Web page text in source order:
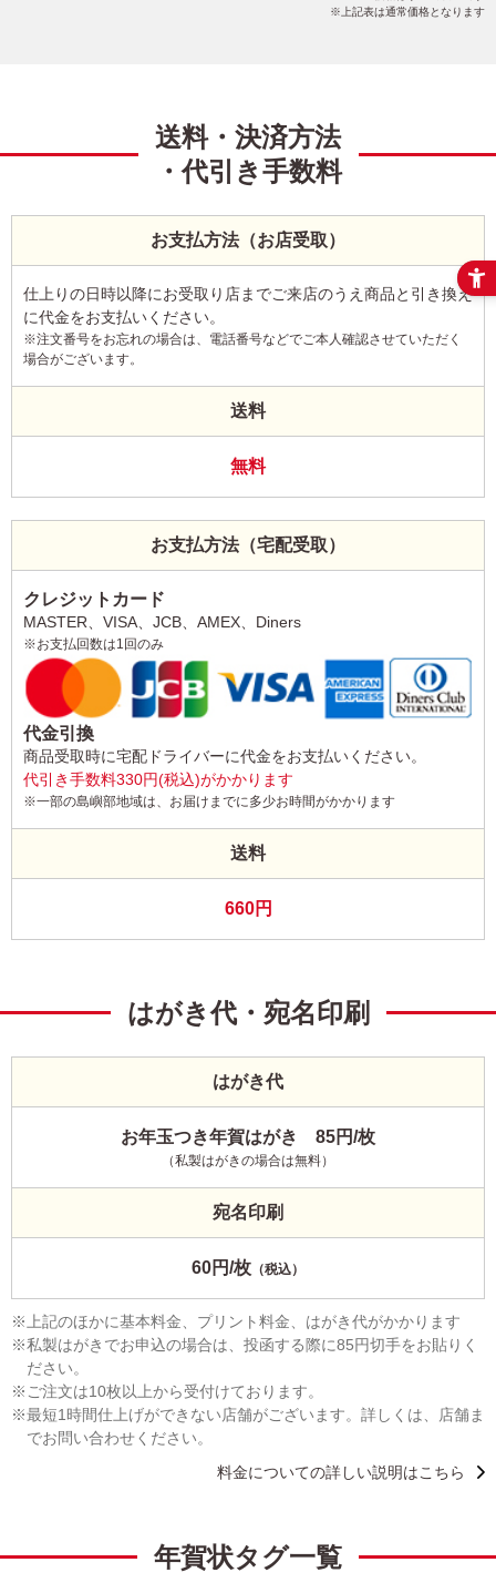
上記表は通常価格となります
送料・決済方法
・代引き手数料
お支払方法（お店受取）
仕上りの日時以降にお受取り店までご来店のうえ商品と引き換え
に代金をお支払いください。
※注文番号をお忘れの場合は、電話番号などでご本人確認させていただく
場合がございます。
送料
無料
お支払方法（宅配受取）
クレジットカード
MASTER、VISA、JCB、AMEX、Diners
※お支払回数は1回のみ
代金引換
商品受取時に宅配ドライバーに代金をお支払いください。
代引き手数料330円(税込)がかかります
※一部の島嶼部地域は、お届けまでに多少お時間がかかります
送料
660円
はがき代・宛名印刷
はがき代
お年玉つき年賀はがき 85円/枚
（私製はがきの場合は無料）
宛名印刷
60円/枚 （税込）
上記のほかに基本料金、プリント料金、はがき代がかかります
私製はがきでお申込の場合は、投函する際に85円切手をお貼りく
ださい。
ご注文は10枚以上から受付けております。
最短1時間仕上げができない店舗がございます。詳しくは、店舗ま
でお問い合わせください。
料金についての詳しい説明はこちら
年賀状タグ一覧